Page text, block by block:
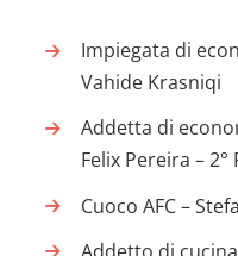
Impiegata di
Vahide Krasniqi
Addetta di
Felix Pereira –
Cuoco AFC –